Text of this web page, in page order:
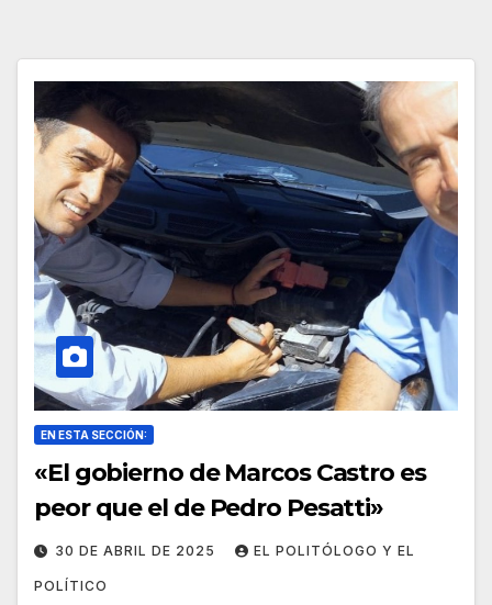
EN ESTA SECCIÓN:
«El gobierno de Marcos Castro es
peor que el de Pedro Pesatti»
30 DE ABRIL DE 2025 EL POLITÓLOGO Y EL
POLÍTICO